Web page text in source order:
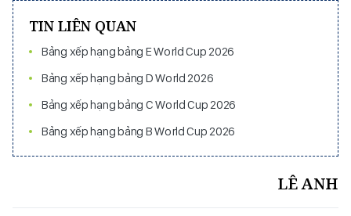
TIN LIÊN QUAN
Bảng xếp hạng bảng E World Cup 2026
Bảng xếp hạng bảng D World 2026
Bảng xếp hạng bảng C World Cup 2026
Bảng xếp hạng bảng B World Cup 2026
LÊ ANH